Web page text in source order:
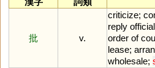
批 v.
criticize;
reply
order of
lease;
wholesale;